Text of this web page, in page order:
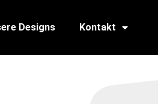
Designs Kontakt